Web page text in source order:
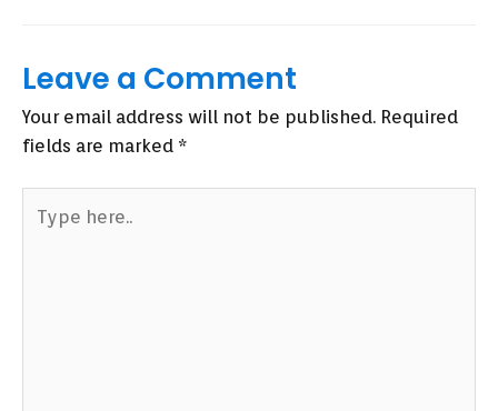
Leave a Comment
Your email address will not be published. Required
fields are marked *
here..